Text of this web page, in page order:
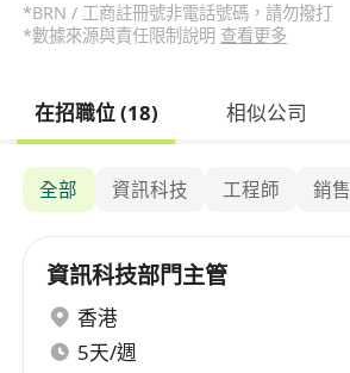
*BRN / 工商註冊號非電話號碼，請勿撥打
*數據來源與責任限制說明 查看更多
在招職位 (18) 相似公司
全部 資訊科技 工程師 銷售
資訊科技部門主管
香港
5天/週